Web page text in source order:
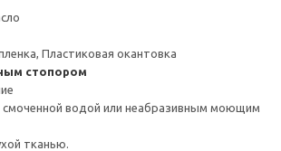
Пластиковая окантовка
стопором
водой или неабразивным моющим
тканью.